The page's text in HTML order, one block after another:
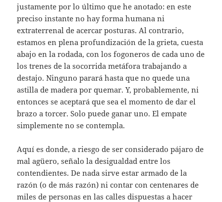
justamente por lo último que he anotado: en este
preciso instante no hay forma humana ni
extraterrenal de acercar posturas. Al contrario,
estamos en plena profundización de la grieta, cuesta
abajo en la rodada, con los fogoneros de cada uno de
los trenes de la socorrida metáfora trabajando a
destajo. Ninguno parará hasta que no quede una
astilla de madera por quemar. Y, probablemente, ni
entonces se aceptará que sea el momento de dar el
brazo a torcer. Solo puede ganar uno. El empate
simplemente no se contempla.
Aquí es donde, a riesgo de ser considerado pájaro de
mal agüero, señalo la desigualdad entre los
contendientes. De nada sirve estar armado de la
razón (o de más razón) ni contar con centenares de
miles de personas en las calles dispuestas a hacer